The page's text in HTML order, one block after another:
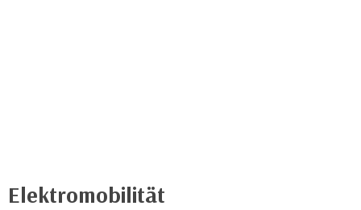
Elektromobilität
w
d
a